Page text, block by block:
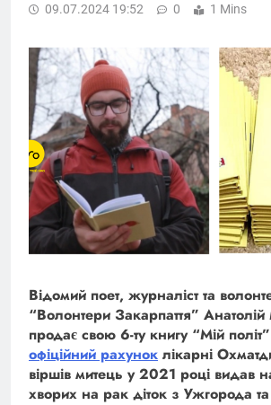
09.07.2024 19:52 0 1 Mins
Відомий поет, журналіст та
“Волонтери Закарпаття”
продає свою 6-ту книгу “Мій
офіційний рахунок лікарні
віршів митець у 2021 році видав
хворих на рак діток з Ужгорода